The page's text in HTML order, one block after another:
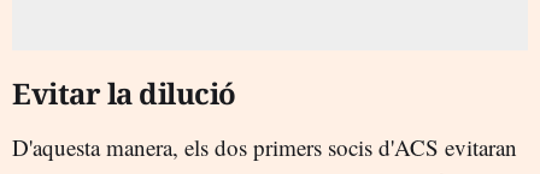
Evitar la dilució
D'aquesta manera, els dos primers socis d'ACS evitaran